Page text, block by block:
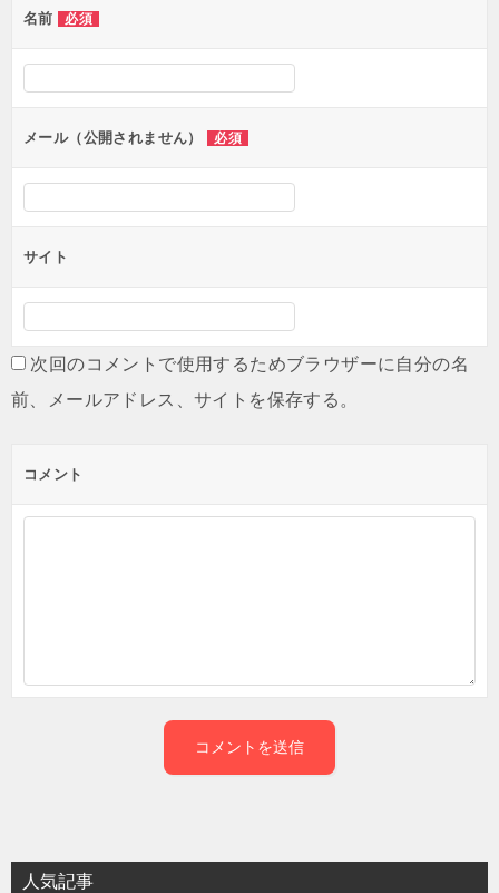
名前 必須
メール（公開されません） 必須
サイト
次回のコメントで使用するためブラウザーに自分の名
前、メールアドレス、サイトを保存する。
コメント
人気記事